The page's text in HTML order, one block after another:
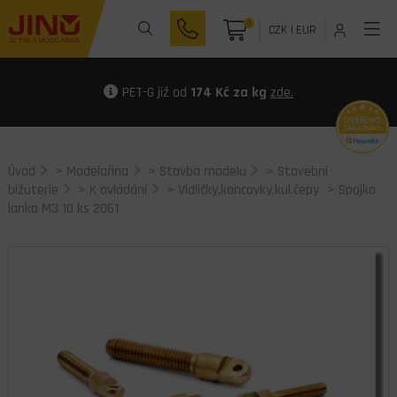
0 CZK| EUR
PET-G již od 174 Kč za kg zde.
Úvod > Modelařina > Stavba modelu > Stavební
bižuterie
> K ovládání > Vidličky,koncovky,kul.čepy > Spojka
lanka M3 10 ks 2061